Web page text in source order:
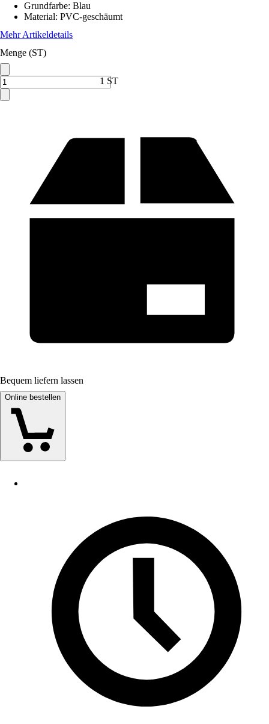
Grundfarbe: Blau
Material: PVC-geschäumt
Mehr Artikeldetails
Menge (ST)
1 ST
Bequem liefern lassen
Online bestellen